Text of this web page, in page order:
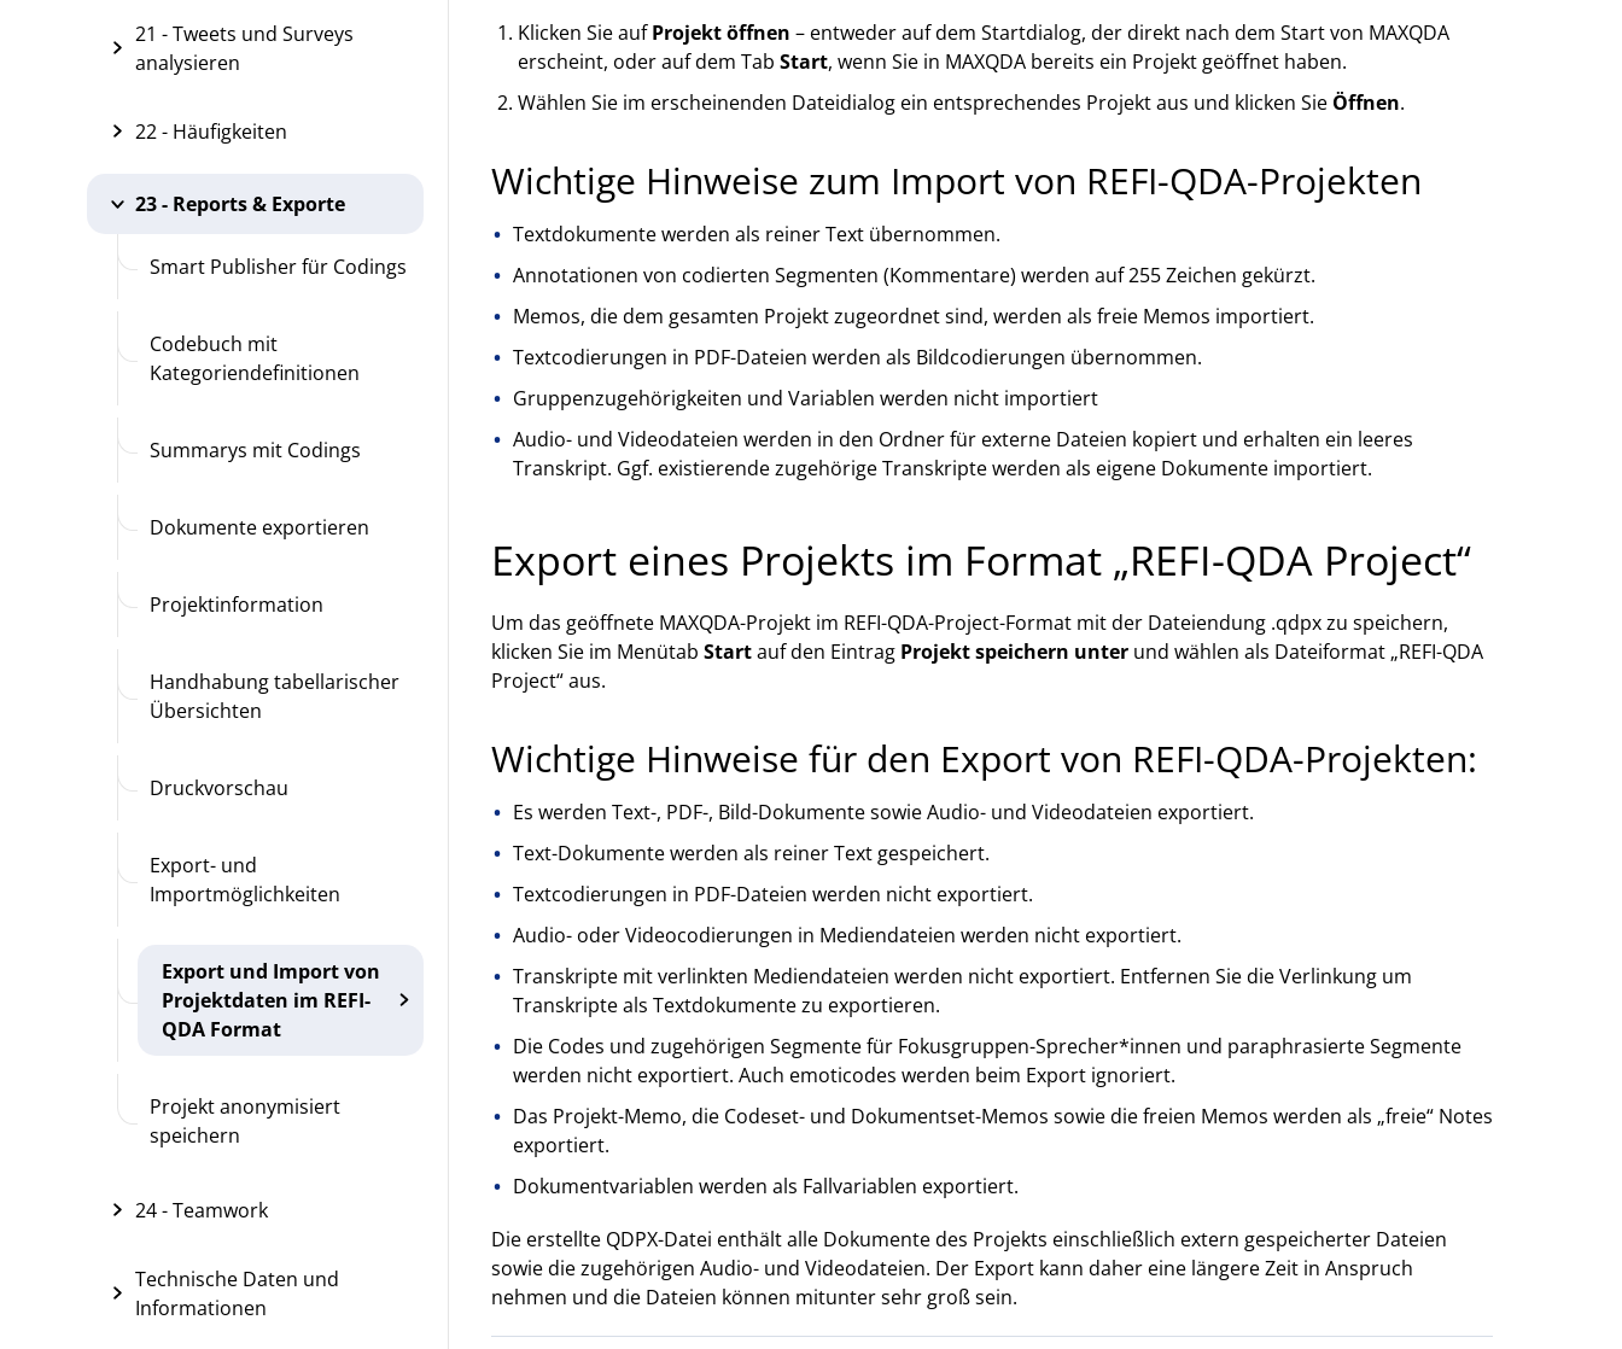
21 - Tweets und Surveys
analysieren
22 - Häufigkeiten
23 - Reports & Exporte
Smart Publisher für Codings
Codebuch mit
Kategoriendefinitionen
Summarys mit Codings
Dokumente exportieren
Projektinformation
Handhabung tabellarischer
Übersichten
Druckvorschau
Export- und
Importmöglichkeiten
Export und Import von
Projektdaten im REFI-
QDA Format
Projekt anonymisiert
speichern
24 - Teamwork
Technische Daten und
Informationen
Klicken Sie aufProjekt öffnen – entweder auf dem Startdialog, der direkt nach dem Start von MAXQDA
erscheint, oder auf dem TabStart, wenn Sie in MAXQDA bereits ein Projekt geöffnet haben.
Wählen Sie im erscheinenden Dateidialog ein entsprechendes Projekt aus und klicken Sie Öffnen.
Wichtige Hinweise zum Import von REFI-QDA-Projekten
Textdokumente werden als reiner Text übernommen.
Annotationen von codierten Segmenten (Kommentare) werden auf 255 Zeichen gekürzt.
Memos, die dem gesamten Projekt zugeordnet sind, werden als freie Memos importiert.
Textcodierungen in PDF-Dateien werden als Bildcodierungen übernommen.
Gruppenzugehörigkeiten und Variablen werden nicht importiert
Audio- und Videodateien werden in den Ordner für externe Dateien kopiert und erhalten ein leeres
Transkript. Ggf. existierende zugehörige Transkripte werden als eigene Dokumente importiert.
Export eines Projekts im Format „REFI-QDA Project“
Um das geöffnete MAXQDA-Projekt im REFI-QDA-Project-Format mit der Dateiendung .qdpx zu speichern,
klicken Sie im Menütab Startauf den Eintrag Projekt speichern unter und wählen als Dateiformat „REFI-QDA
Project“ aus.
Wichtige Hinweise für den Export von REFI-QDA-Projekten:
Es werden Text-, PDF-, Bild-Dokumente sowie Audio- und Videodateien exportiert.
Text-Dokumente werden als reiner Text gespeichert.
Textcodierungen in PDF-Dateien werden nicht exportiert.
Audio- oder Videocodierungen in Mediendateien werden nicht exportiert.
Transkripte mit verlinkten Mediendateien werden nicht exportiert. Entfernen Sie die Verlinkung um
Transkripte als Textdokumente zu exportieren.
Die Codes und zugehörigen Segmente für Fokusgruppen-Sprecher*innen und paraphrasierte Segmente
werden nicht exportiert. Auch emoticodes werden beim Export ignoriert.
Das Projekt-Memo, die Codeset- und Dokumentset-Memos sowie die freien Memos werden als „freie“ Notes
exportiert.
Dokumentvariablen werden als Fallvariablen exportiert.
Die erstellte QDPX-Datei enthält alle Dokumente des Projekts einschließlich extern gespeicherter Dateien
sowie die zugehörigen Audio- und Videodateien. Der Export kann daher eine längere Zeit in Anspruch
nehmen und die Dateien können mitunter sehr groß sein.